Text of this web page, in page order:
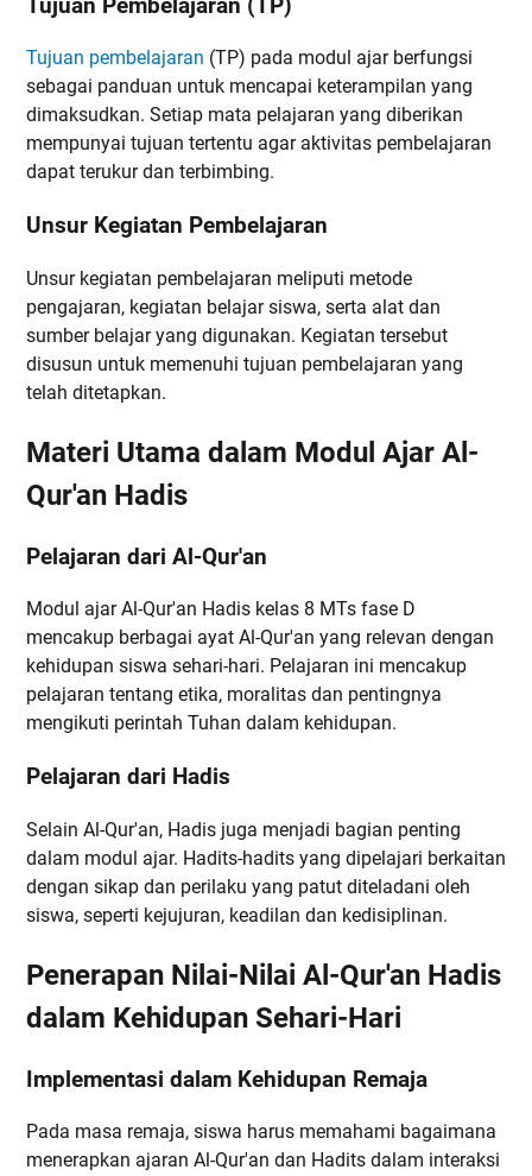
Tujuan Pembelajaran (TP)
Tujuan pembelajaran (TP) pada modul ajar berfungsi
sebagai panduan untuk mencapai keterampilan yang
dimaksudkan. Setiap mata pelajaran yang diberikan
mempunyai tujuan tertentu agar aktivitas pembelajaran
dapat terukur dan terbimbing.
Unsur Kegiatan Pembelajaran
Unsur kegiatan pembelajaran meliputi metode
pengajaran, kegiatan belajar siswa, serta alat dan
sumber belajar yang digunakan. Kegiatan tersebut
disusun untuk memenuhi tujuan pembelajaran yang
telah ditetapkan.
Materi Utama dalam Modul Ajar Al-
Qur'an Hadis
Pelajaran dari Al-Qur'an
Modul ajar Al-Qur'an Hadis kelas 8 MTs fase D
mencakup berbagai ayat Al-Qur'an yang relevan dengan
kehidupan siswa sehari-hari. Pelajaran ini mencakup
pelajaran tentang etika, moralitas dan pentingnya
mengikuti perintah Tuhan dalam kehidupan.
Pelajaran dari Hadis
Selain Al-Qur'an, Hadis juga menjadi bagian penting
dalam modul ajar. Hadits-hadits yang dipelajari berkaitan
dengan sikap dan perilaku yang patut diteladani oleh
siswa, seperti kejujuran, keadilan dan kedisiplinan.
Penerapan Nilai-Nilai Al-Qur'an Hadis
dalam Kehidupan Sehari-Hari
Implementasi dalam Kehidupan Remaja
Pada masa remaja, siswa harus memahami bagaimana
menerapkan ajaran Al-Qur'an dan Hadits dalam interaksi